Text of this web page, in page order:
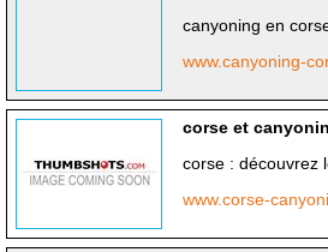
canyoning en
www.canyoning-
corse et
corse : découvrez
www.corse-